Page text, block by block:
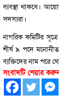
ব্যবস্থা থাকবে।
সদস্যরা।
নাগরিক কমিটির
শীর্ষ ৯ পদে
ব্যক্তিদের নাম পরে
সংবাদটি শেয়ার